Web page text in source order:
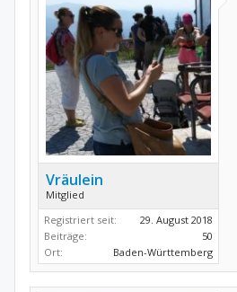
Vräulein
Mitglied
Registriert seit:
29. August 2018
Beiträge:
50
Ort:
Baden-Württemberg